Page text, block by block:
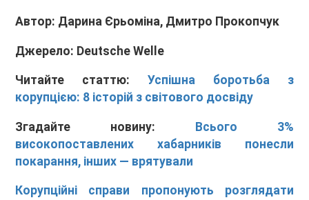
Автор: Дарина Єрьоміна, Дмитро Прокопчук
Джерело: Deutsche Welle
Читайте статтю: Успішна боротьба з
корупцією: 8 історій з світового досвіду
Згадайте новину: Всього 3%
високопоставлених хабарників понесли
покарання, інших — врятували
Корупційні справи пропонують розглядати